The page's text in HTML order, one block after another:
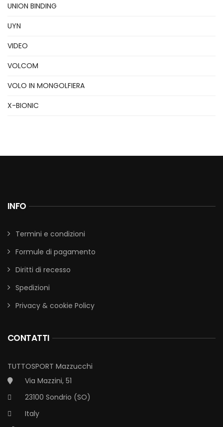
UNION BINDING
UYN
VIDEO
VOLCOM
VOLO IN MONGOLFIERA
X-BIONIC
INFO
Termini e condizioni
Formule di pagamento
Diritti di recesso
Spedizioni
Privacy & cookie Policy
CONTATTI
TUTTOSPORT Mazzucchi
Via Mazzini, 51
23100 Sondrio (SO)
Italy